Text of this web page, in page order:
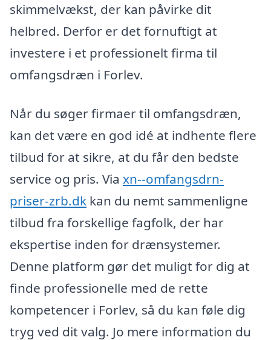
skimmelvækst, der kan påvirke dit
helbred. Derfor er det fornuftigt at
investere i et professionelt firma til
omfangsdræn i Forlev.
Når du søger firmaer til omfangsdræn,
kan det være en god idé at indhente flere
tilbud for at sikre, at du får den bedste
service og pris. Via xn--omfangsdrn-
priser-zrb.dk kan du nemt sammenligne
tilbud fra forskellige fagfolk, der har
ekspertise inden for drænsystemer.
Denne platform gør det muligt for dig at
finde professionelle med de rette
kompetencer i Forlev, så du kan føle dig
tryg ved dit valg. Jo mere information du